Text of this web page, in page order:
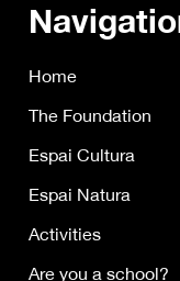
Home
The Foundation
Espai Cultura
Espai Natura
Activities
Are you a school?